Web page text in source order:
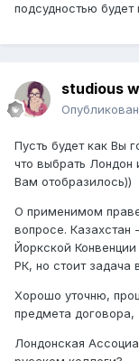
подсудностью будет
studious
Пусть будет как Вы
что выбрать
Вам отобразилось))
О применимом
вопросе. Казахстан
Йоркской
РК, но стоит задача
Хорошо уточню,
предмета договора,
Лондонская